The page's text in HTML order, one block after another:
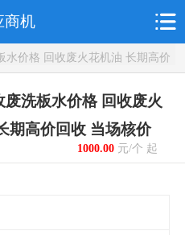
商机
水价格 回收废火花机油 长期高价
废洗板水价格 回收废火
期高价回收 当场核价
1000.00元/个 起